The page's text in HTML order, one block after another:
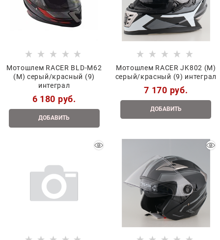
Мотошлем RACER BLD-M62
(M) серый/красный (9)
интеграл
6 180 руб.
ДОБАВИТЬ
Мотошлем RACER JK802 (M)
серый/красный (9) интеграл
7 170 руб.
ДОБАВИТЬ